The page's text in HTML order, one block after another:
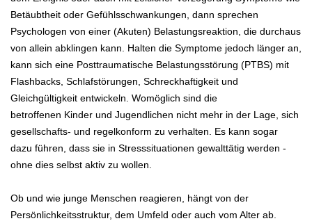
Betäubtheit oder Gefühlsschwankungen, dann sprechen
Psychologen von einer (Akuten) Belastungsreaktion, die durchaus
von allein abklingen kann. Halten die Symptome jedoch länger an,
kann sich eine Posttraumatische Belastungsstörung (PTBS) mit
Flashbacks, Schlafstörungen, Schreckhaftigkeit und
Gleichgültigkeit entwickeln. Womöglich sind die
betroffenen Kinder und Jugendlichen nicht mehr in der Lage, sich
gesellschafts- und regelkonform zu verhalten. Es kann sogar
dazu führen, dass sie in Stresssituationen gewalttätig werden -
ohne dies selbst aktiv zu wollen.
Ob und wie junge Menschen reagieren, hängt von der
Persönlichkeitsstruktur, dem Umfeld oder auch vom Alter ab.